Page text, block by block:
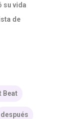
su vida
de
Beat
después